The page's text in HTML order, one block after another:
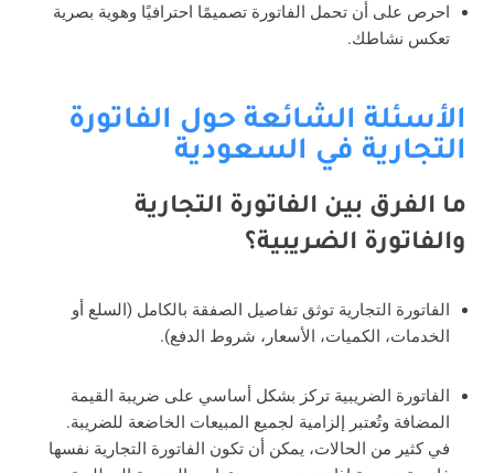
احرص على أن تحمل الفاتورة تصميمًا احترافيًا وهوية بصرية
تعكس نشاطك.
الأسئلة الشائعة حول الفاتورة
التجارية في السعودية
ما الفرق بين الفاتورة التجارية
والفاتورة الضريبية؟
الفاتورة التجارية توثق تفاصيل الصفقة بالكامل (السلع أو
الخدمات، الكميات، الأسعار، شروط الدفع).
الفاتورة الضريبية تركز بشكل أساسي على ضريبة القيمة
المضافة وتُعتبر إلزامية لجميع المبيعات الخاضعة للضريبة.
في كثير من الحالات، يمكن أن تكون الفاتورة التجارية نفسها